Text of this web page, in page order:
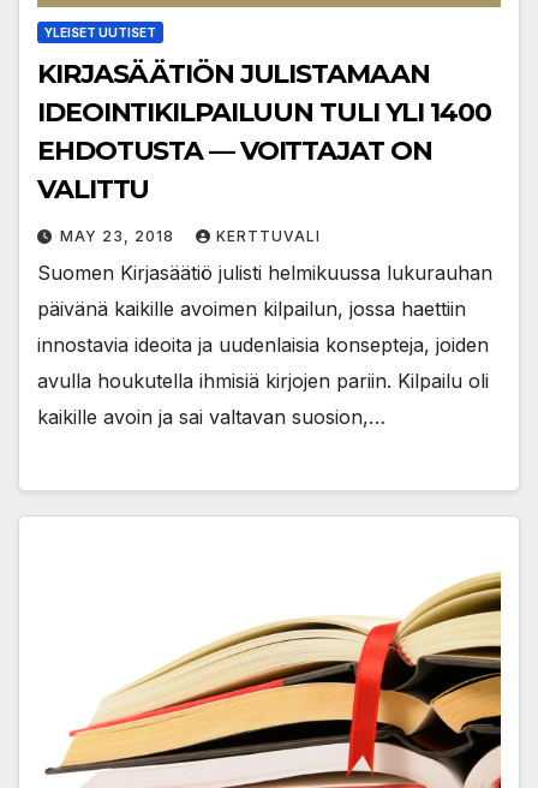
YLEISET UUTISET
KIRJASÄÄTIÖN JULISTAMAAN
IDEOINTIKILPAILUUN TULI YLI 1400
EHDOTUSTA — VOITTAJAT ON
VALITTU
MAY 23, 2018 KERTTUVALI
Suomen Kirjasäätiö julisti helmikuussa lukurauhan
päivänä kaikille avoimen kilpailun, jossa haettiin
innostavia ideoita ja uudenlaisia konsepteja, joiden
avulla houkutella ihmisiä kirjojen pariin. Kilpailu oli
kaikille avoin ja sai valtavan suosion,…